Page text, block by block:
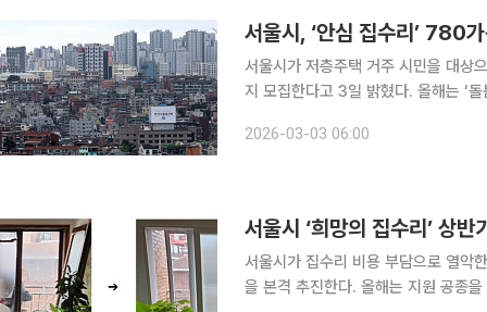
서울시, ‘안심 집수리’ 780
서울시가 저층주택 거주 시민을 대상
지 모집한다고 3일 밝혔다. 올해는 ‘
대규모 정비사업 추진이 어려운 지역
2026-03-03 06:00
서울시 ‘희망의 집수리’ 상
서울시가 집수리 비용 부담으로 열악
을 본격 추진한다. 올해는 지원 공종